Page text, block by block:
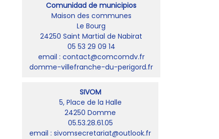
Comunidad de municipios
Maison des communes
Le Bourg
24250 Saint Martial de Nabirat
05 53 29 09 14
email : contact@comcomdv.fr
domme-villefranche-du-perigord.fr
SIVOM
5, Place de la Halle
24250 Domme
05.53.28.61.05
email : sivomsecretariat@outlook.fr